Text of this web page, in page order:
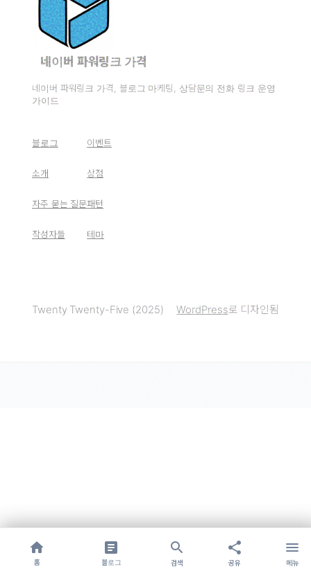
네이버 파워링크 가격
네이버 파워링크 가격, 블로그 마케팅, 상담문의 전화 링크 운영
가이드
블로그
소개
자주 묻는 질문
작성자들
이벤트
상점
패턴
테마
Twenty Twenty-Five (2025) WordPress로 디자인됨
home
홈
article
블로그
search
검색
share
공유
menu
메뉴